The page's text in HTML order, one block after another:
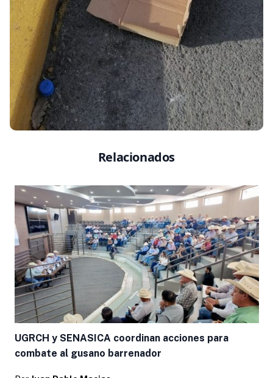
Relacionados
UGRCH y SENASICA coordinan acciones para
combate al gusano barrenador